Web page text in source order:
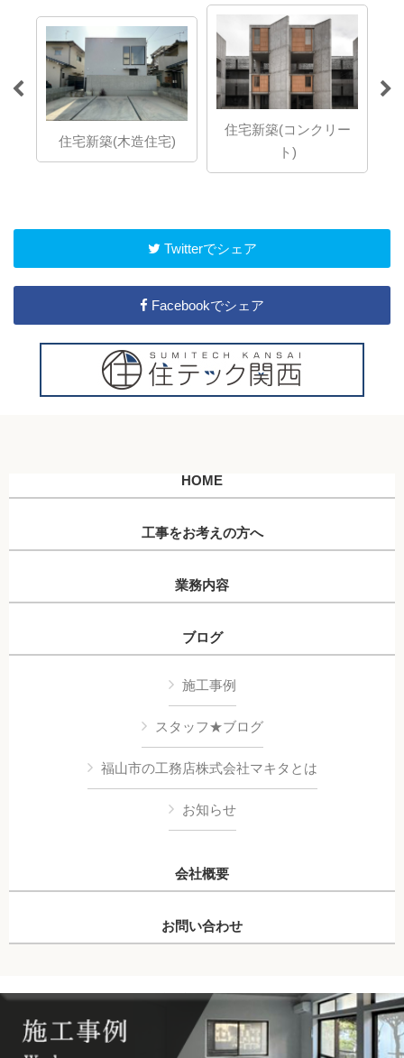
住宅新築(木造住宅)
住宅新築(コンクリー
ト)
Twitterでシェア
Facebookでシェア
HOME
工事をお考えの方へ
業務内容
ブログ
施工事例
スタッフ★ブログ
福山市の工務店株式会社マキタとは
お知らせ
会社概要
お問い合わせ
Copyright © 株式会社マキタ All Rights Reserved.